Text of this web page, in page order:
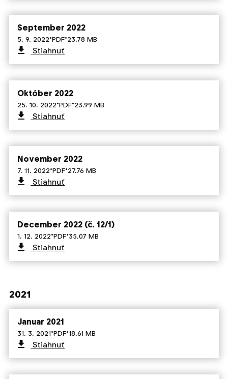
September 2022
5. 9. 2022·PDF·23.78 MB
Stiahnuť
Október 2022
25. 10. 2022·PDF·23.99 MB
Stiahnuť
November 2022
7. 11. 2022·PDF·27.76 MB
Stiahnuť
December 2022 (č. 12/1)
1. 12. 2022·PDF·35.07 MB
Stiahnuť
2021
Januar 2021
31. 3. 2021·PDF·18.61 MB
Stiahnuť